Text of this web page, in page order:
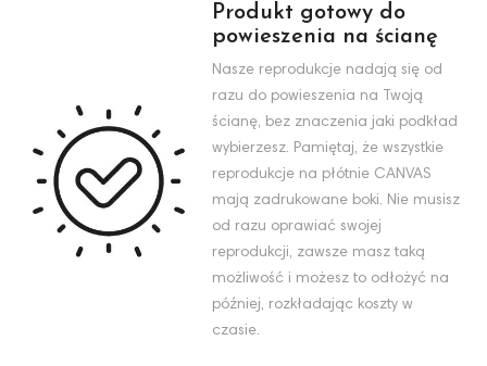
Produkt gotowy do
powieszenia na ścianę
Nasze reprodukcje nadają się od
razu do powieszenia na Twoją
ścianę, bez znaczenia jaki podkład
wybierzesz. Pamiętaj, że wszystkie
reprodukcje na płótnie CANVAS
mają zadrukowane boki. Nie musisz
od razu oprawiać swojej
reprodukcji, zawsze masz taką
możliwość i możesz to odłożyć na
później, rozkładając koszty w
czasie.